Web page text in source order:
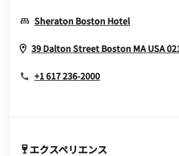
Sheraton Boston HotelOpens In
39 Dalton Street Boston MA USA
+1 617 236-2000
エクスペリエンス